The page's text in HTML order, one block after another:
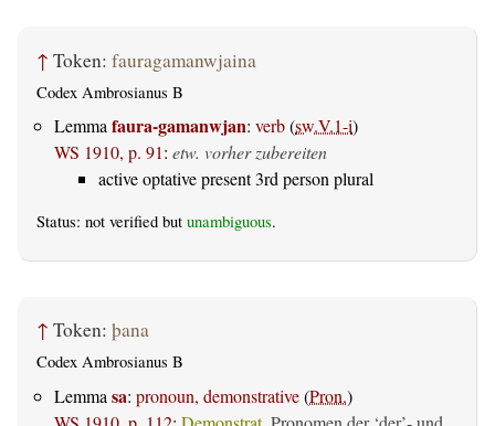
↑ Token: fauragamanwjaina
Codex Ambrosianus B
Lemmafaura-gamanwjan: verb(sw.V.1-i)
WS 1910, p. 91: etw. vorher zubereiten
active optative present 3rd person plural
Status: not verified but unambiguous.
↑ Token: þana
Codex Ambrosianus B
Lemma sa: pronoun, demonstrative(Pron.)